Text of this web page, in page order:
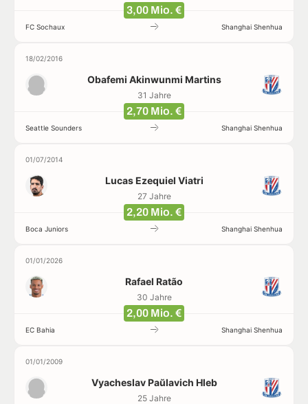
3,00 Mio. €
FC Sochaux Shanghai Shenhua
18/02/2016
Obafemi Akinwunmi Martins
31 Jahre
2,70 Mio. €
Seattle Sounders Shanghai Shenhua
01/07/2014
Lucas Ezequiel Viatri
27 Jahre
2,20 Mio. €
Boca Juniors Shanghai Shenhua
01/01/2026
Rafael Ratão
30 Jahre
2,00 Mio. €
EC Bahia Shanghai Shenhua
01/01/2009
Vyacheslav Paŭlavich Hleb
25 Jahre